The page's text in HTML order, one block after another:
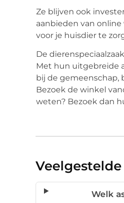
Ze blijven ook
aanbieden van
voor je huisdier te
De
Met hun uitgebreide
bij de gemeenschap,
Bezoek de winkel
weten? Bezoek dan
Welk